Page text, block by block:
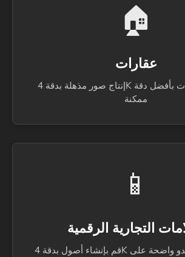
🏠
عقارات
إنتاج صور مذهلة بدقة 4K لعرض العقارات بأفضل دقة
ممكنة
📱
التجارية الرقمية
قم بإنشاء أصول بدقة 4K عالية التأثير تبدو واضحة على